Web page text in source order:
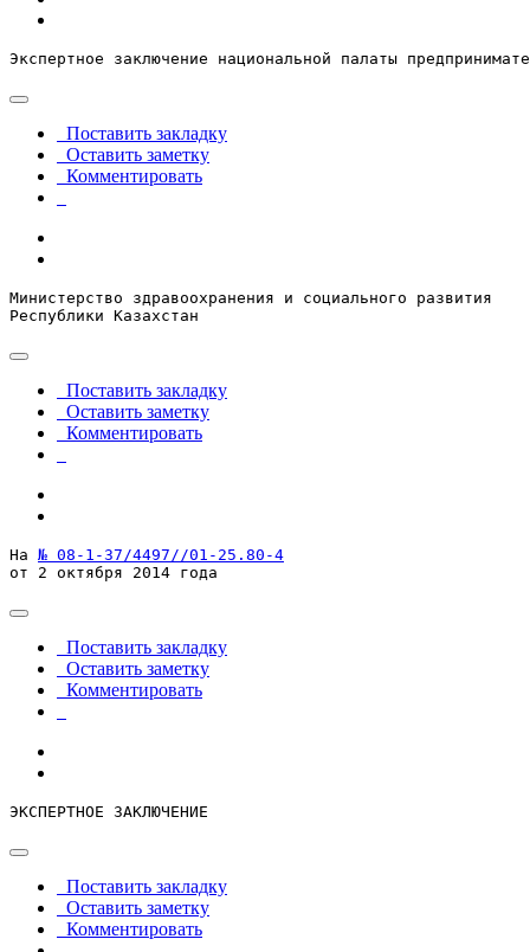
Экспертное заключение национальной палаты
Поставить закладку
Оставить заметку
Комментировать
Министерство здравоохранения и социального развития
Республики Казахстан
Поставить закладку
Оставить заметку
Комментировать
На № 08-1-37/4497//01-25.80-4
от 2 октября 2014 года
Поставить закладку
Оставить заметку
Комментировать
ЭКСПЕРТНОЕ ЗАКЛЮЧЕНИЕ
Поставить закладку
Оставить заметку
Комментировать